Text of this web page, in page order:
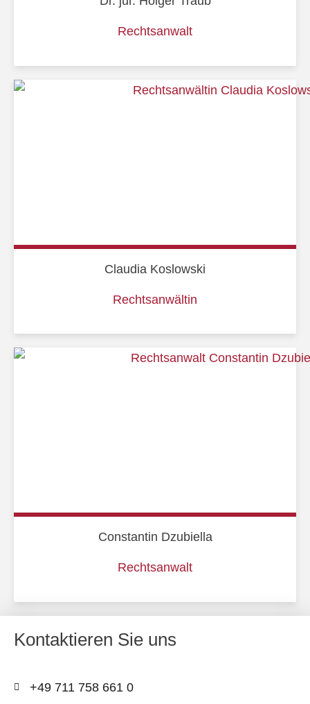
Rechtsanwalt
Claudia Koslowski
Rechtsanwältin
Constantin Dzubiella
Rechtsanwalt
Kontaktieren Sie uns
+49 711 758 661 0